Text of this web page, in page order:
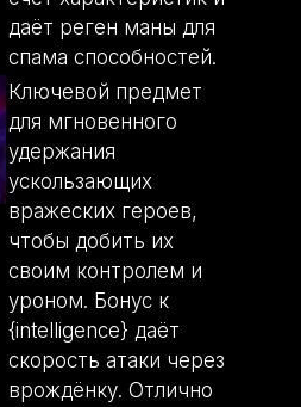
даёт реген маны для
спама способностей.
Ключевой предмет
для мгновенного
удержания
ускользающих
вражеских героев,
чтобы добить их
своим контролем и
уроном. Бонус к
{intelligence} даёт
скорость атаки через
врождёнку. Отлично